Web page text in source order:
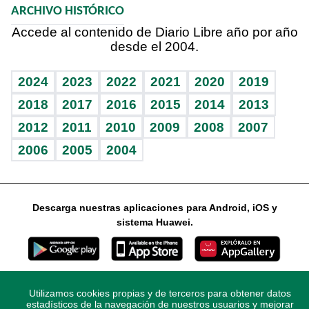
Vida y familia
Eñe
Celebrando la vida
Sin complejos
En pocas palabras
Escuchando al corazón
Economía Personal
BRV
TBT Deportivo
Más firmas
Hecho en casa
Guía del dinero
Cumpleaños
Horóscopos
Juegos
ARCHIVO HISTÓRICO
Accede al contenido de Diario Libre año por año
desde el 2004.
2024 2023 2022 2021 2020
2019
2018
2017 2016 2015 2014
2013
2012
2011 2010 2009 2008
2007
2006
2005 2004
Descarga nuestras aplicaciones para Android, iOS y
sistema Huawei.
© 2021 Diario Libre, todos los derechos reservados.
Utilizamos cookies propias y de terceros para obtener datos
estadísticos de la navegación de nuestros usuarios y mejorar